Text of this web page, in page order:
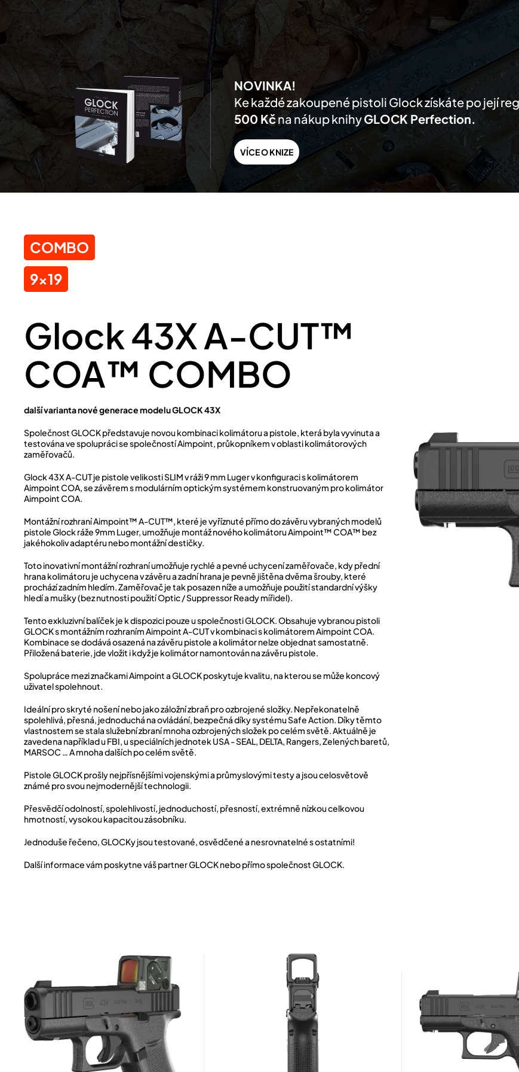
Skip to main content AKTUALITY PRODUKTY PRODEJCI
NOVINKA!
Ke každé zakoupené pistoli Glock získáte po její
500 Kčna nákup knihyGLOCK Perfection.
VÍCE O KNIZE
COMBO
9x19
Glock 43X A-CUT™
COA™ COMBO
další varianta nové generace modelu GLOCK 43X
Společnost GLOCK představuje novou kombinaci kolimátoru a pistole, která byla vyvinuta a
testována ve spolupráci se společností Aimpoint, průkopníkem v oblasti kolimátorových
zaměřovačů.
Glock 43X A-CUT je pistole velikosti SLIM v ráži 9 mm Luger v konfiguraci s kolimátorem
Aimpoint COA, se závěrem s modulárním optickým systémem konstruovaným pro kolimátor
Aimpoint COA.
Montážní rozhraní Aimpoint™ A-CUT™, které je vyříznuté přímo do závěru vybraných modelů
pistole Glock ráže 9mm Luger, umožňuje montáž nového kolimátoru Aimpoint™ COA™ bez
jakéhokoliv adaptéru nebo montážní destičky.
Toto inovativní montážní rozhraní umožňuje rychlé a pevné uchycení zaměřovače, kdy přední
hrana kolimátoru je uchycena v závěru a zadní hrana je pevně jištěna dvěma šrouby, které
prochází zadním hledím. Zaměřovač je tak posazen níže a umožňuje použití standardní výšky
hledí a mušky (bez nutnosti použití Optic / Suppressor Ready mířidel).
Tento exkluzivní balíček je k dispozici pouze u společnosti GLOCK. Obsahuje vybranou pistoli
GLOCK s montážním rozhraním Aimpoint A-CUT v kombinaci s kolimátorem Aimpoint COA.
Kombinace se dodává osazená na závěru pistole a kolimátor nelze objednat samostatně.
Přiložená baterie, jde vložit i když je kolimátor namontován na závěru pistole.
Spolupráce mezi značkami Aimpoint a GLOCK poskytuje kvalitu, na kterou se může koncový
uživatel spolehnout.
Ideální pro skryté nošení nebo jako záložní zbraň pro ozbrojené složky. Nepřekonatelně
spolehlivá, přesná, jednoduchá na ovládání, bezpečná díky systému Safe Action. Díky těmto
vlastnostem se stala služební zbraní mnoha ozbrojených složek po celém světě. Aktuálně je
zavedena například u FBI, u speciálních jednotek USA - SEAL, DELTA, Rangers, Zelených baretů,
MARSOC … A mnoha dalších po celém světě.
Pistole GLOCK prošly nejpřísnějšími vojenskými a průmyslovými testy a jsou celosvětově
známé pro svou nejmodernější technologii.
Přesvědčí odolností, spolehlivostí, jednoduchostí, přesností, extrémně nízkou celkovou
hmotností, vysokou kapacitou zásobníku.
Jednoduše řečeno, GLOCKy jsou testované, osvědčené a nesrovnatelné s ostatními!
Další informace vám poskytne váš partner GLOCK nebo přímo společnost GLOCK.